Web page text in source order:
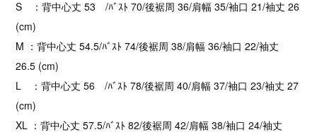
S ：背中心丈 53 /ﾊﾞｽﾄ 70/後裾周 36/肩幅 35/袖口 21/袖丈 26
(cm)
M ：背中心丈 54.5/ﾊﾞｽﾄ 74/後裾周 38/肩幅 36/袖口 22/袖丈
26.5 (cm)
L ：背中心丈 56 /ﾊﾞｽﾄ 78/後裾周 40/肩幅 37/袖口 23/袖丈 27
(cm)
XL ：背中心丈 57.5/ﾊﾞｽﾄ 82/後裾周 42/肩幅 38/袖口 24/袖丈